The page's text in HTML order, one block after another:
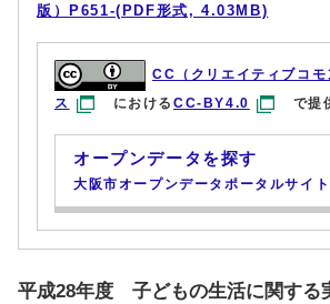
版）P651-(PDF形式, 4.03MB)
CC（クリエイティブコモ
ス
におけるCC-BY4.0 で提
オープンデータを探す
大阪市オープンデータポータルサイト
平成28年度 子どもの生活に関する